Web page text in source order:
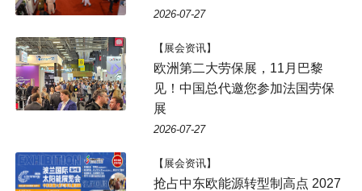
2026-07-27
【展会资讯】
欧洲第二大劳保展，11月巴黎
见！中国总代邀您参加法国劳保
展
2026-07-27
【展会资讯】
抢占中东欧能源转型制高点 2027